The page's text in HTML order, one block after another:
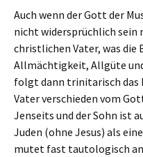
Auch wenn der Gott der
nicht widersprüchlich sein
christlichen Vater, was die
Allmächtigkeit, Allgüte
folgt dann trinitarisch das
Vater verschieden vom
Jenseits und der Sohn ist
Juden (ohne Jesus) als
mutet fast tautologisch